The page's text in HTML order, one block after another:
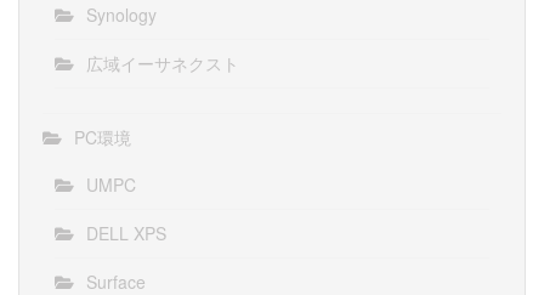
Synology
広域イーサネクスト
PC環境
UMPC
DELL XPS
Surface